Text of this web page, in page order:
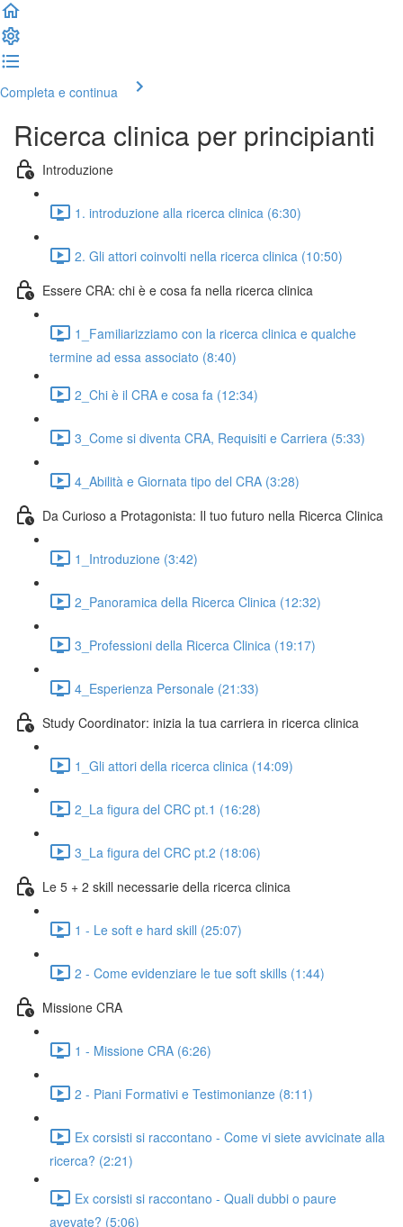
Completa e continua
Ricerca clinica per principianti
Introduzione
1. introduzione alla ricerca clinica (6:30)
2. Gli attori coinvolti nella ricerca clinica (10:50)
Essere CRA: chi è e cosa fa nella ricerca clinica
1_Familiarizziamo con la ricerca clinica e qualche
termine ad essa associato (8:40)
2_Chi è il CRA e cosa fa (12:34)
3_Come si diventa CRA, Requisiti e Carriera (5:33)
4_Abilità e Giornata tipo del CRA (3:28)
Da Curioso a Protagonista: Il tuo futuro nella Ricerca Clinica
1_Introduzione (3:42)
2_Panoramica della Ricerca Clinica (12:32)
3_Professioni della Ricerca Clinica (19:17)
4_Esperienza Personale (21:33)
Study Coordinator: inizia la tua carriera in ricerca clinica
1_Gli attori della ricerca clinica (14:09)
2_La figura del CRC pt.1 (16:28)
3_La figura del CRC pt.2 (18:06)
Le 5 + 2 skill necessarie della ricerca clinica
1 - Le soft e hard skill (25:07)
2 - Come evidenziare le tue soft skills (1:44)
Missione CRA
1 - Missione CRA (6:26)
2 - Piani Formativi e Testimonianze (8:11)
Ex corsisti si raccontano - Come vi siete avvicinate alla
ricerca? (2:21)
Ex corsisti si raccontano - Quali dubbi o paure
avevate? (5:06)